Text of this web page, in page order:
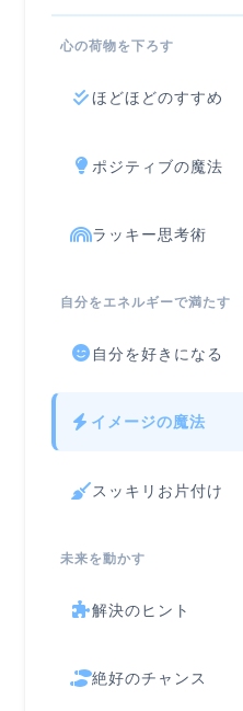
心の荷物を下ろす
ほどほどのすすめ
ポジティブの魔法
ラッキー思考術
自分をエネルギーで満たす
自分を好きになる
イメージの魔法
スッキリお片付け
未来を動かす
解決のヒント
絶好のチャンス